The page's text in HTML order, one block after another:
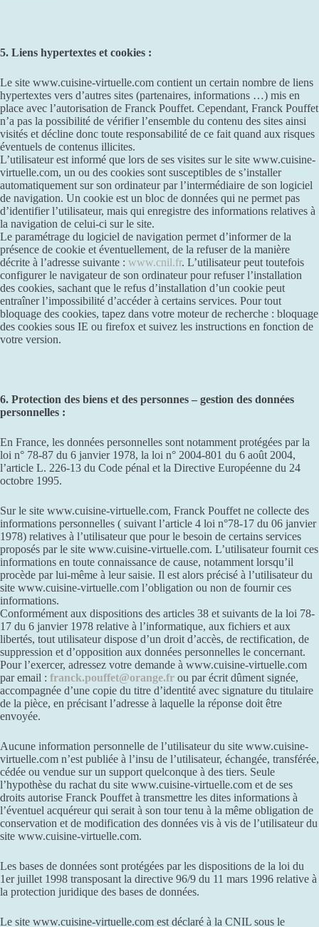
5. Liens hypertextes et cookies :
Le site www.cuisine-virtuelle.com contient un certain nombre de liens
hypertextes vers d’autres sites (partenaires, informations …) mis en
place avec l’autorisation de Franck Pouffet. Cependant, Franck Pouffet
n’a pas la possibilité de vérifier l’ensemble du contenu des sites ainsi
visités et décline donc toute responsabilité de ce fait quand aux risques
éventuels de contenus illicites.
L’utilisateur est informé que lors de ses visites sur le site www.cuisine-
virtuelle.com, un ou des cookies sont susceptibles de s’installer
automatiquement sur son ordinateur par l’intermédiaire de son logiciel
de navigation. Un cookie est un bloc de données qui ne permet pas
d’identifier l’utilisateur, mais qui enregistre des informations relatives à
la navigation de celui-ci sur le site.
Le paramétrage du logiciel de navigation permet d’informer de la
présence de cookie et éventuellement, de la refuser de la manière
décrite à l’adresse suivante : www.cnil.fr. L’utilisateur peut toutefois
configurer le navigateur de son ordinateur pour refuser l’installation
des cookies, sachant que le refus d’installation d’un cookie peut
entraîner l’impossibilité d’accéder à certains services. Pour tout
bloquage des cookies, tapez dans votre moteur de recherche : bloquage
des cookies sous IE ou firefox et suivez les instructions en fonction de
votre version.
6. Protection des biens et des personnes – gestion des données
personnelles :
En France, les données personnelles sont notamment protégées par la
loi n° 78-87 du 6 janvier 1978, la loi n° 2004-801 du 6 août 2004,
l’article L. 226-13 du Code pénal et la Directive Européenne du 24
octobre 1995.
Sur le site www.cuisine-virtuelle.com, Franck Pouffet ne collecte des
informations personnelles ( suivant l’article 4 loi n°78-17 du 06 janvier
1978) relatives à l’utilisateur que pour le besoin de certains services
proposés par le site www.cuisine-virtuelle.com. L’utilisateur fournit ces
informations en toute connaissance de cause, notamment lorsqu’il
procède par lui-même à leur saisie. Il est alors précisé à l’utilisateur du
site www.cuisine-virtuelle.com l’obligation ou non de fournir ces
informations.
Conformément aux dispositions des articles 38 et suivants de la loi 78-
17 du 6 janvier 1978 relative à l’informatique, aux fichiers et aux
libertés, tout utilisateur dispose d’un droit d’accès, de rectification, de
suppression et d’opposition aux données personnelles le concernant.
Pour l’exercer, adressez votre demande à www.cuisine-virtuelle.com
par email : franck.pouffet@orange.fr ou par écrit dûment signée,
accompagnée d’une copie du titre d’identité avec signature du titulaire
de la pièce, en précisant l’adresse à laquelle la réponse doit être
envoyée.
Aucune information personnelle de l’utilisateur du site www.cuisine-
virtuelle.com n’est publiée à l’insu de l’utilisateur, échangée, transférée,
cédée ou vendue sur un support quelconque à des tiers. Seule
l’hypothèse du rachat du site www.cuisine-virtuelle.com et de ses
droits autorise Franck Pouffet à transmettre les dites informations à
l’éventuel acquéreur qui serait à son tour tenu à la même obligation de
conservation et de modification des données vis à vis de l’utilisateur du
site www.cuisine-virtuelle.com.
Les bases de données sont protégées par les dispositions de la loi du
1er juillet 1998 transposant la directive 96/9 du 11 mars 1996 relative à
la protection juridique des bases de données.
Le site www.cuisine-virtuelle.com est déclaré à la CNIL sous le